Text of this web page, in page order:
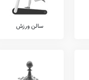
سالن ورزش